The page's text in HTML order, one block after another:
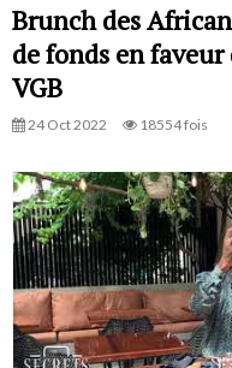
Brunch des
de fonds en
VGB
24 Oct 2022 18554 fois